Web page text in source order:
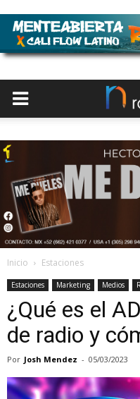
Inicio Estaciones
Estaciones Marketing Medios
¿Qué es el
de radio y
Por Josh Mendez - 05/03/2023